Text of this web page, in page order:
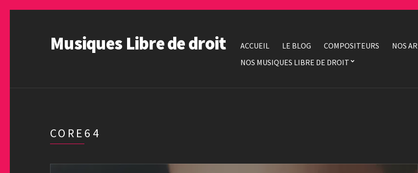
Musiques Libre de droit ACCUEIL LE BLOG COMPOSITEURS NOS
NOS MUSIQUES LIBRE DE DROIT
CORE64